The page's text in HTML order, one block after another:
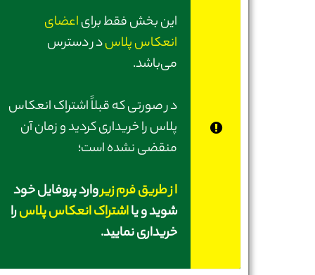
این بخش فقط برایاعضای
انعکاس پلاسدر دسترس
می‌باشد.
در صورتی‌ که قبلاً اشتراک انعکاس
پلاس را خریداری کردید و زمان آن
منقضی نشده است؛
از طریق فرم زیروارد پروفایل خود
شوید و یااشتراک انعکاس پلاسرا
خریداری نمایید.